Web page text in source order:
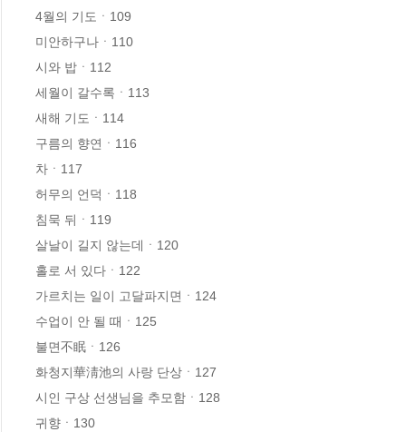
4월의 기도ㆍ109
미안하구나ㆍ110
시와 밥ㆍ112
세월이 갈수록ㆍ113
새해 기도ㆍ114
구름의 향연ㆍ116
차ㆍ117
허무의 언덕ㆍ118
침묵 뒤ㆍ119
살날이 길지 않는데ㆍ120
홀로 서 있다ㆍ122
가르치는 일이 고달파지면ㆍ124
수업이 안 될 때ㆍ125
불면不眠ㆍ126
화청지華淸池의 사랑 단상ㆍ127
시인 구상 선생님을 추모함ㆍ128
귀향ㆍ130